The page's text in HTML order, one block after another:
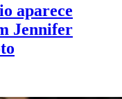
aparece
Jennifer